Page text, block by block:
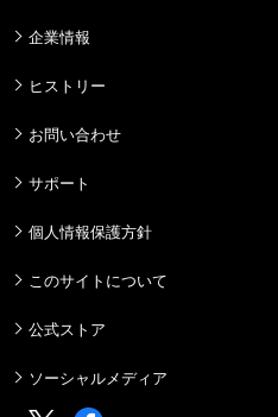
企業情報
ヒストリー
お問い合わせ
サポート
個人情報保護方針
このサイトについて
公式ストア
ソーシャルメディア